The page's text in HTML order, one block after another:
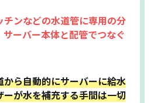
ーンから「定額制が本当にお得に
・工事費・撤去費など縛り条件を
チンなどの水道管に専用の分
ーバー本体と配管でつなぐ
から自動的にサーバーに給水
が水を補充する手間は一切